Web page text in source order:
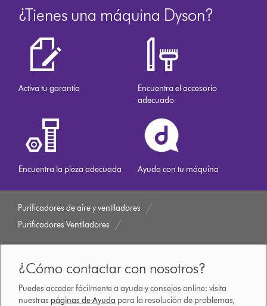
¿Tienes una máquina Dyson?
Activa tu garantía
Encuentra el accesorio
adecuado
Encuentra la pieza adecuada Ayuda con tu máquina
Purificadores de aire y ventiladores
Purificadores Ventiladores
¿Cómo contactar con nosotros?
Puedes acceder fácilmente a ayuda y consejos online: visita
nuestras páginas de Ayuda para la resolución de problemas,